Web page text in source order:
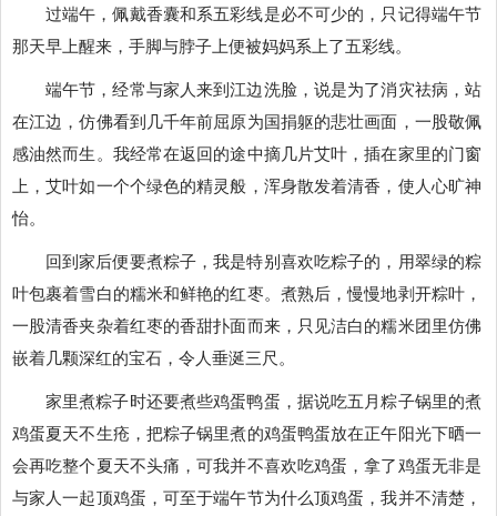
过端午，佩戴香囊和系五彩线是必不可少的，只记得端午节
那天早上醒来，手脚与脖子上便被妈妈系上了五彩线。
端午节，经常与家人来到江边洗脸，说是为了消灾祛病，站
在江边，仿佛看到几千年前屈原为国捐躯的悲壮画面，一股敬佩
感油然而生。我经常在返回的途中摘几片艾叶，插在家里的门窗
上，艾叶如一个个绿色的精灵般，浑身散发着清香，使人心旷神
怡。
回到家后便要煮粽子，我是特别喜欢吃粽子的，用翠绿的粽
叶包裹着雪白的糯米和鲜艳的红枣。煮熟后，慢慢地剥开粽叶，
一股清香夹杂着红枣的香甜扑面而来，只见洁白的糯米团里仿佛
嵌着几颗深红的宝石，令人垂涎三尺。
家里煮粽子时还要煮些鸡蛋鸭蛋，据说吃五月粽子锅里的煮
鸡蛋夏天不生疮，把粽子锅里煮的鸡蛋鸭蛋放在正午阳光下晒一
会再吃整个夏天不头痛，可我并不喜欢吃鸡蛋，拿了鸡蛋无非是
与家人一起顶鸡蛋，可至于端午节为什么顶鸡蛋，我并不清楚，